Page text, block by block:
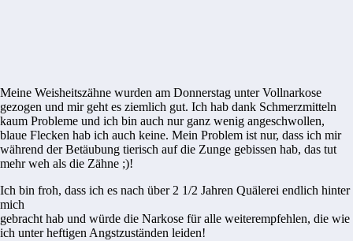
Meine Weisheitszähne wurden am Donnerstag unter Vollnarkose
gezogen und mir geht es ziemlich gut. Ich hab dank Schmerzmitteln
kaum Probleme und ich bin auch nur ganz wenig angeschwollen,
blaue Flecken hab ich auch keine. Mein Problem ist nur, dass ich mir
während der Betäubung tierisch auf die Zunge gebissen hab, das tut
mehr weh als die Zähne ;)!
Ich bin froh, dass ich es nach über 2 1/2 Jahren Quälerei endlich hinter
mich
gebracht hab und würde die Narkose für alle weiterempfehlen, die wie
ich unter heftigen Angstzuständen leiden!